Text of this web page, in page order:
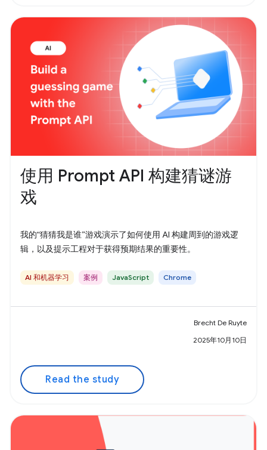
使用 Prompt API 构建猜谜游
戏
我的“猜猜我是谁”游戏演示了如何使用 AI 构建周到的游戏逻
辑，以及提示工程对于获得预期结果的重要性。
AI 和机器学习 案例 JavaScript Chrome
Brecht De Ruyte
2025年10月10日
Read the study